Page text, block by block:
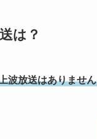
は？
波放送はありません